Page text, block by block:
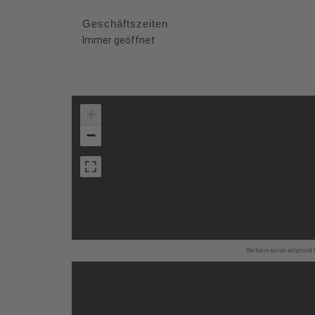
Geschäftszeiten
Immer geöffnet
Die Karte wurde
−